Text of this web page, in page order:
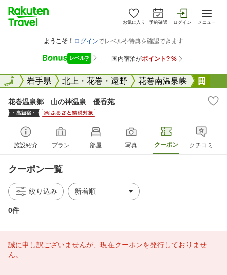
お気に入り 予約確認 ログイン メニュー
全国岩手県 北上・花巻・遠野 花巻南温泉峡
全国
花巻温泉郷 山の神温泉 優香苑
施設紹介 プラン 部屋 写真 クーポン クチコミ
クーポン一覧
絞り込み
0件
誠に申し訳ございませんが、現在クーポンを発行しておりませ
ん。